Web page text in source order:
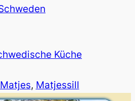
Küche
Matjes, Matjessill